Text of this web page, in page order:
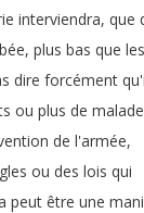
interviendra, que
, plus bas que les
dire forcément
ou plus de
de l'armée,
ou des lois qui
peut être une